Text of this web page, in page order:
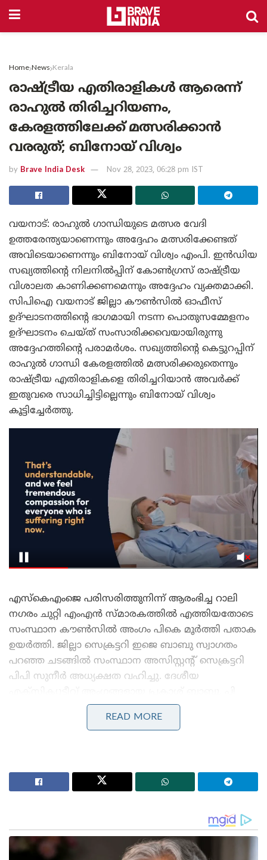
Home News Kerala
രാഷ്ട്രീയ എതിരാളികൾ ആരെന്ന്
രാഹുൽ തിരിച്ചറിയണം,
കേരളത്തിലേക്ക് മത്സരിക്കാൻ
വരരുത്; ബിനോയ് വിശ്വം
by Brave India Desk Nov 28, 2023, 06:28 pm IST
വയനാട്: രാഹുൽ ഗാന്ധിയുടെ മത്സര വേദി
ഉത്തരേന്ത്യയാണെന്നും അ‌ദ്ദേഹം മത്സരിക്കേണ്ടത്
അ‌വിടെയാണെന്നും ബിനോയ് വിശ്വം എംപി. ഇൻഡിയ
സഖ്യത്തിന്റെ നിലനിൽപ്പിന് കോൺഗ്രസ് രാഷ്ട്രീയ
വിശാലത കാണിക്കണമെന്നും അ‌ദ്ദേഹം വ്യക്തമാക്കി.
സിപിഐ വയനാട് ജില്ലാ കൗൺസിൽ ഓഫീസ്
ഉദ്ഘാടനത്തിൻ്റെ ഭാഗമായി നടന്ന പൊതുസമ്മേളനം
ഉദ്ഘാടനം ചെയ്ത് സംസാരിക്കവെയായിരുന്നു
അ‌ദ്ദേഹത്തിന്റെ പരാമർശം. സഖ്യത്തിന്റെ കെട്ടുറപ്പിന്
രാഹുൽ ഗാന്ധി കേരളത്തിൽ മത്സരിക്കരുതെന്നും
രാഷ്ട്രീയ എതിരാളികളെ തിരിച്ചറിയാൻ അവർക്ക്
ഇതുവരെ സാധിച്ചിട്ടില്ലെന്നും ബിനോയ് വിശ്വം
കൂട്ടിച്ചേർത്തു.
എസ്കെഎംജെ പരിസരിത്തുനിന്ന് ആരംഭിച്ച റാലി
നഗരം ചുറ്റി എംഎൻ സ്മാരകത്തിൽ എത്തിയതോടെ
സംസ്ഥാന കൗൺസിൽ അംഗം പികെ മൂർത്തി പതാക
ഉയർത്തി. ജില്ലാ സെക്രട്ടറി ഇജെ ബാബു സ്വാഗതം
പറഞ്ഞ ചടങ്ങിൽ സംസ്ഥാന അസിസ്റ്റന്റ് സെക്രട്ടറി
പിപി സുനീർ അധ്യക്ഷത വഹിച്ചു. ദേശീയ
സന്തോഷ് കുമാർ എംപി, സംസ്ഥാന എക്സിക്യുട്ടീവ്
അംഗം ടിവി ബാലൻ, മഹിളാ സംഘം സംസ്ഥാന
നന്ദി രേഖപ്പെടുത്തി.
‘എന്റെ പൊന്നു ചേട്ടാ, കാവി ഈ ബ്രാൻഡിന്റെ
നിറമാണ്; കാവി നിറത്തിനോട് യൂട്യൂബർക്ക്
അസഹിഷ്ണുത;വാ അടപ്പിച്ച് പ്രിയ വാര്യർ
READ MORE